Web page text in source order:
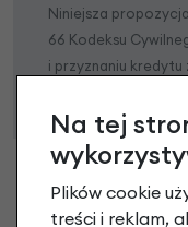
Niniejsza
66 Kodeksu
i przyznaniu
Na tej
Plików cookie
treści i reklam,